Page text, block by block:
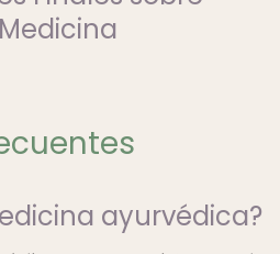
ayurvédica?